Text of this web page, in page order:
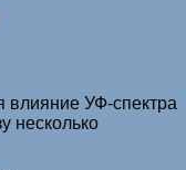
влияние УФ-спектра
несколько